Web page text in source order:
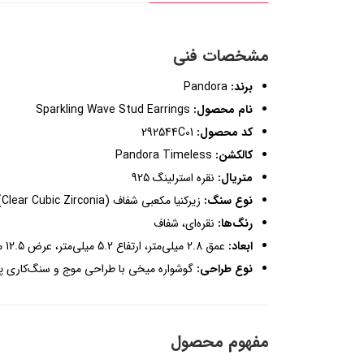
مشخصات فنی
برند:
نام محصول:
کد محصول:
کالکشن:
متریال: نقره استرلینگ 925
نوع سنگ: زیرکنیا مکعبی شفاف (Clear Cubic Zirconia)
رنگ‌ها: نقره‌ای، شفاف
ابعاد: عمق 2.8 میلی‌متر، ارتفاع 5.2 میلی‌متر، عرض 12.5 میلی‌متر
نوع طراحی: گوشواره میخی با طراحی موج و سنگ‌کاری
مفهوم محصول